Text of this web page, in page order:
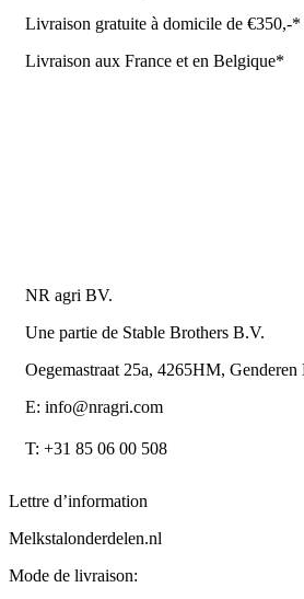
Livraison gratuite à domicile de €350,-*
Livraison aux France et en Belgique*
NR agri BV.
Une partie de Stable Brothers B.V.
Oegemastraat 25a, 4265HM, Genderen
E: info@nragri.com
T: +31 85 06 00 508
Lettre d’information
Melkstalonderdelen.nl
Mode de livraison: